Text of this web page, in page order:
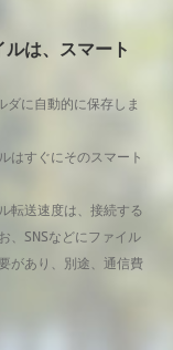
は、スマート
に自動的に保存しま
はすぐにそのスマート
転送速度は、接続する
、SNSなどにファイル
があり、別途、通信費